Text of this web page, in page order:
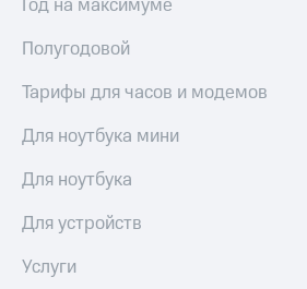
номер
автоплатежа
Пополнить
номер
другого
Год на максимуме
Полугодовой
Тарифы для часов и модемов
Для ноутбука мини
Для ноутбука
Для устройств
Услуги